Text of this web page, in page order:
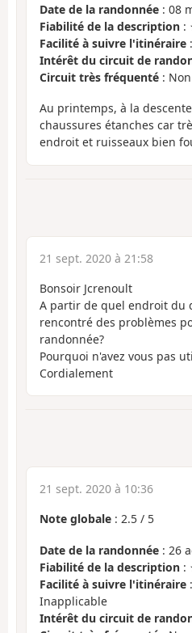
Date de la randonnée : 08
Fiabilité de la description :
Facilité à suivre l'itinéraire
Intérêt du circuit de
Circuit très fréquenté : Non
Au printemps, à la
chaussures étanches car
endroit et ruisseaux bien
21 sept. 2020 à 21:58
Bonsoir Jcrenoult
A partir de quel endroit du
rencontré des problèmes
randonnée?
Pourquoi n'avez vous pas
Cordialement
21 sept. 2020 à 10:36
Note globale : 2.5 / 5
Date de la randonnée : 26
Fiabilité de la description :
Facilité à suivre l'itinéraire
Inapplicable
Intérêt du circuit de